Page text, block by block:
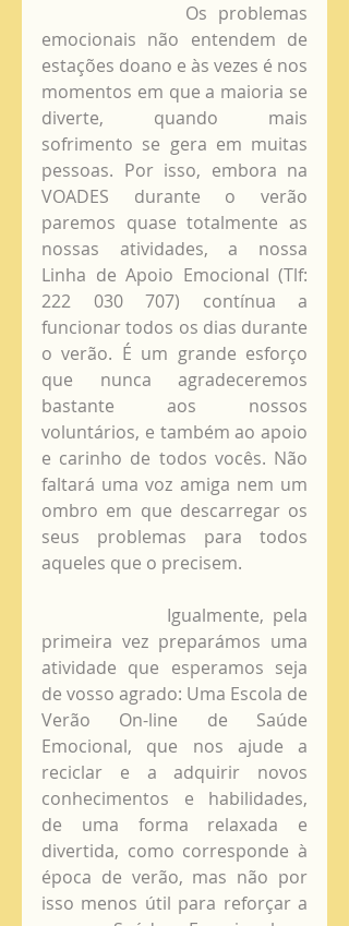
emocionais não entendem de
estações doano e às vezes é nos
momentos em que a maioria se
diverte, quando mais
sofrimento se gera em muitas
pessoas. Por isso, embora na
VOADES durante o verão
paremos quase totalmente as
nossas atividades, a nossa
Linha de Apoio Emocional (Tlf:
222 030 707) contínua a
funcionar todos os dias durante
o verão. É um grande esforço
que nunca agradeceremos
bastante aos nossos
voluntários, e também ao apoio
e carinho de todos vocês. Não
faltará uma voz amiga nem um
ombro em que descarregar os
seus problemas para todos
aqueles que o precisem.
primeira vez preparámos uma
atividade que esperamos seja
de vosso agrado: Uma Escola de
Verão On-line de Saúde
Emocional, que nos ajude a
reciclar e a adquirir novos
conhecimentos e habilidades,
de uma forma relaxada e
divertida, como corresponde à
época de verão, mas não por
isso menos útil para reforçar a